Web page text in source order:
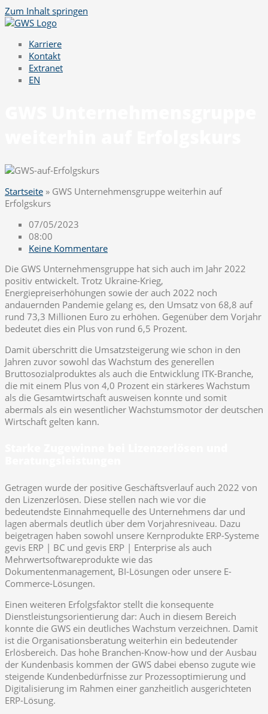
Zum Inhalt springen
Karriere
Kontakt
Extranet
EN
Startseite » GWS Unternehmensgruppe weiterhin auf
Erfolgskurs
07/05/2023
08:00
Keine Kommentare
Die GWS Unternehmensgruppe hat sich auch im Jahr 2022
positiv entwickelt. Trotz Ukraine-Krieg,
Energiepreiserhöhungen sowie der auch 2022 noch
andauernden Pandemie gelang es, den Umsatz von 68,8 auf
rund 73,3 Millionen Euro zu erhöhen. Gegenüber dem Vorjahr
bedeutet dies ein Plus von rund 6,5 Prozent.
Damit überschritt die Umsatzsteigerung wie schon in den
Jahren zuvor sowohl das Wachstum des generellen
Bruttosozialproduktes als auch die Entwicklung ITK-Branche,
die mit einem Plus von 4,0 Prozent ein stärkeres Wachstum
als die Gesamtwirtschaft ausweisen konnte und somit
abermals als ein wesentlicher Wachstumsmotor der deutschen
Wirtschaft gelten kann.
Getragen wurde der positive Geschäftsverlauf auch 2022 von
den Lizenzerlösen. Diese stellen nach wie vor die
bedeutendste Einnahmequelle des Unternehmens dar und
lagen abermals deutlich über dem Vorjahresniveau. Dazu
beigetragen haben sowohl unsere Kernprodukte ERP-Systeme
gevis ERP | BC und gevis ERP | Enterprise als auch
Mehrwertsoftwareprodukte wie das
Dokumentenmanagement, BI-Lösungen oder unsere E-
Commerce-Lösungen.
Einen weiteren Erfolgsfaktor stellt die konsequente
Dienstleistungsorientierung dar: Auch in diesem Bereich
konnte die GWS ein deutliches Wachstum verzeichnen. Damit
ist die Organisationsberatung weiterhin ein bedeutender
Erlösbereich. Das hohe Branchen-Know-how und der Ausbau
der Kundenbasis kommen der GWS dabei ebenso zugute wie
steigende Kundenbedürfnisse zur Prozessoptimierung und
Digitalisierung im Rahmen einer ganzheitlich ausgerichteten
ERP-Lösung.